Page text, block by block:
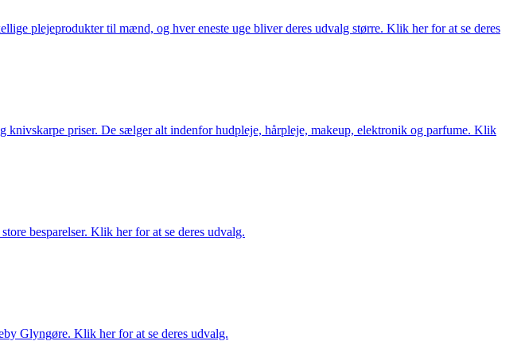
plejeprodukter til mænd, og hver eneste uge bliver deres udvalg større. Klik her for at se deres
priser. De sælger alt indenfor hudpleje, hårpleje, makeup, elektronik og parfume. Klik
besparelser. Klik her for at se deres udvalg.
Glyngøre. Klik her for at se deres udvalg.